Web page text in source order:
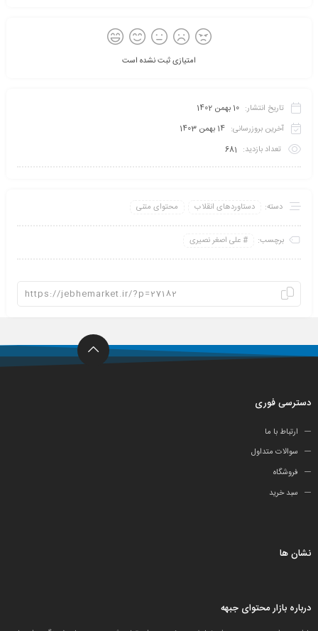
امتیازی ثبت نشده است
تاریخ انتشار: 10 بهمن 1402
آخرین بروزرسانی: 14 بهمن 1403
تعداد بازدید: 681
دسته: دستاوردهای انقلاب محتوای متنی
برچسب: علی اصغر نصیری
دسترسی فوری
ارتباط با ما
سوالات متداول
فروشگاه
سبد خرید
نشان ها
درباره بازار محتوای جبهه